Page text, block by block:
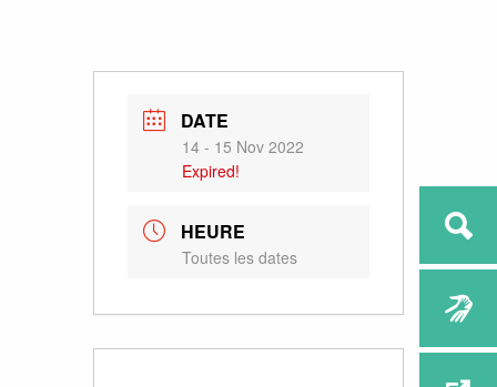
DATE
14 - 15 Nov 2022
Expired!
HEURE
Toutes les dates